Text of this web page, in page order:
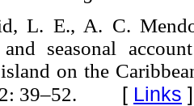
L. E., A. C.
seasonal
on the
39–52. [ Links ]